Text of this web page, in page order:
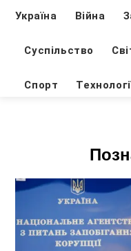
Україна Війна
Суспільство
Спорт